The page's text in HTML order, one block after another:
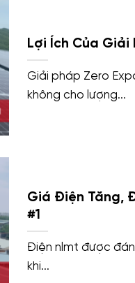
Lợi Ích Của Giải
Giải pháp Zero
không cho lượng...
Giá Điện Tăng,
#1
Điện nlmt được
khi...